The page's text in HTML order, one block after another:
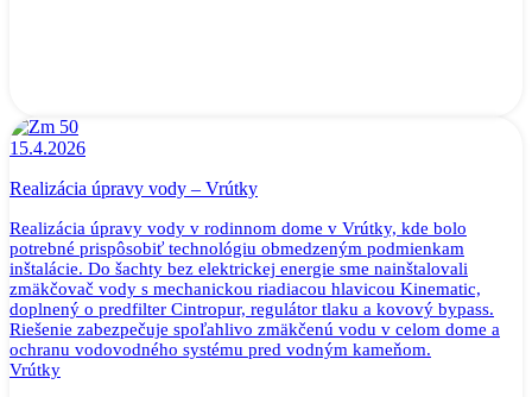
15.4.2026
Realizácia úpravy vody – Vrútky
Realizácia úpravy vody v rodinnom dome v Vrútky, kde bolo
potrebné prispôsobiť technológiu obmedzeným podmienkam
inštalácie. Do šachty bez elektrickej energie sme nainštalovali
zmäkčovač vody s mechanickou riadiacou hlavicou Kinematic,
doplnený o predfilter Cintropur, regulátor tlaku a kovový bypass.
Riešenie zabezpečuje spoľahlivo zmäkčenú vodu v celom dome a
ochranu vodovodného systému pred vodným kameňom.
Vrútky